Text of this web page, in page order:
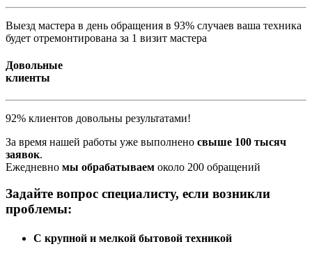
Выезд мастера в день обращения в 93% случаев ваша техника
будет отремонтирована за 1 визит мастера
Довольные
клиенты
92% клиентов довольны результатами!
За время нашей работы уже выполнено свыше 100 тысяч
заявок.
Ежедневно мы обрабатываем около 200 обращений
Задайте вопрос специалисту, если возникли
проблемы:
С крупной и мелкой бытовой техникой